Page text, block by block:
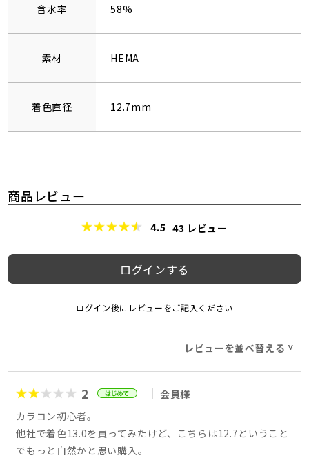
含水率 58%
素材 HEMA
着色直径 12.7mm
商品レビュー
4.5 43 レビュー
ログインする
ログイン後にレビューをご記入ください
レビューを並べ替える>
2
会員様
カラコン初心者。
他社で着色13.0を買ってみたけど、こちらは12.7ということ
でもっと自然かと思い購入。